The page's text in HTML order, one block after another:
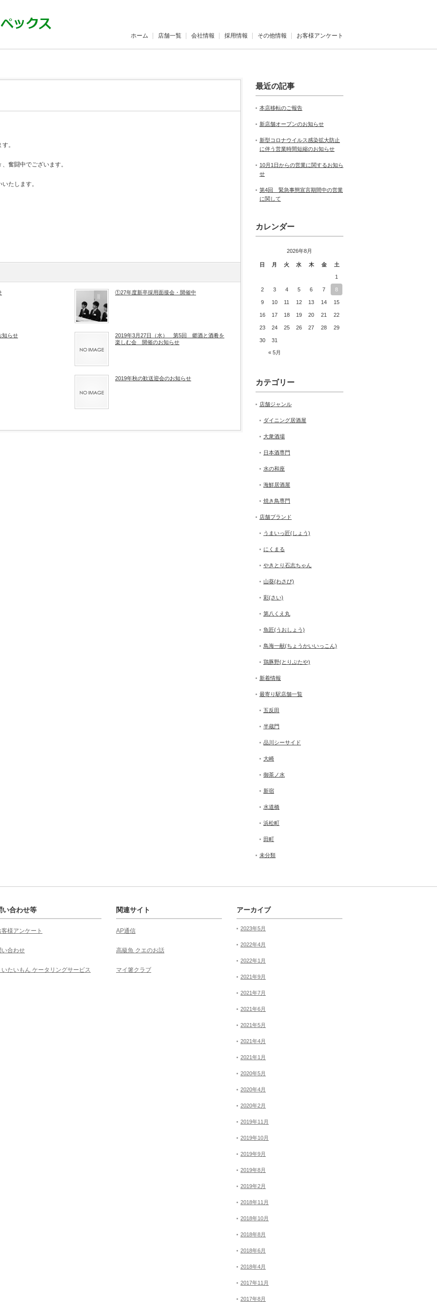
ホーム 店舗一覧 会社情報 採用情報 その他情報 お客様アンケート
。
奮闘中でございます。
たします。
①27年度新卒採用面接会・開催中
知らせ
2019年3月27日（水） 第5回 郷酒と酒肴を
楽しむ会 開催のお知らせ
2019年秋の歓送迎会のお知らせ
最近の記事
本店移転のご報告
新店舗オープンのお知らせ
新型コロナウイルス感染拡大防止
に伴う営業時間短縮のお知らせ
10月1日からの営業に関するお知ら
せ
第4回 緊急事態宣言期間中の営業
に関して
カレンダー
2026年8月
日 月 火 水 木 金 土
« 5月
1
2 3 4 5 6 7 8
9 10 11 12 13 14 15
16 17 18 19 20 21 22
23 24 25 26 27 28 29
30 31
カテゴリー
店舗ジャンル
ダイニング居酒屋
大衆酒場
日本酒専門
水の和座
海鮮居酒屋
焼き鳥専門
店舗ブランド
うまいっ匠(しょう)
にくまる
やきとり石志ちゃん
山葵(わさび)
彩(さい)
第八くえ丸
魚匠(うおしょう)
鳥海一献(ちょうかいいっこん)
鶏豚野(とりぶたや)
新着情報
最寄り駅店舗一覧
五反田
半蔵門
品川シーサイド
大崎
御茶ノ水
新宿
水道橋
浜松町
田町
未分類
い合わせ等
客様アンケート
い合わせ
いたいもん ケータリングサービス
関連サイト
AP通信
高級魚 クエのお話
マイ箸クラブ
アーカイブ
2023年5月
2022年4月
2022年1月
2021年9月
2021年7月
2021年6月
2021年5月
2021年4月
2021年1月
2020年5月
2020年4月
2020年2月
2019年11月
2019年10月
2019年9月
2019年8月
2019年2月
2018年11月
2018年10月
2018年8月
2018年6月
2018年4月
2017年11月
2017年8月